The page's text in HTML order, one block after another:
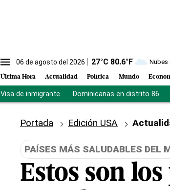
06 de agosto del 2026 27°C 80.6°F Nubes
Última Hora Actualidad Política Mundo
Visa de inmigrante Dominicanas en distrito 86
Portada Edición USA
PAÍSES MÁS SALUDABLES DEL
Estos son